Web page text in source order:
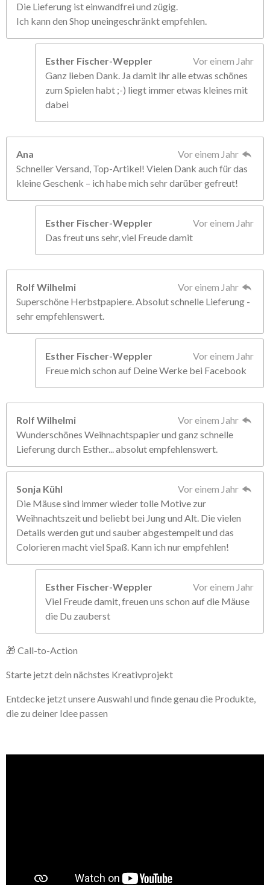
Die Lieferung ist einwandfrei und zügig.
Ich kann den Shop uneingeschränkt empfehlen.
Esther Fischer-Weppler
Vor einem Jahr
Ganz lieben Dank. Ja damit Ihr alle etwas schönes
zum Spielen habt ;-) liegt immer etwas kleines mit
dabei
Ana
Vor einem Jahr
Schneller Versand, Top-Artikel! Vielen Dank auch für das
kleine Geschenk – ich habe mich sehr darüber gefreut!
Esther Fischer-Weppler
Vor einem Jahr
Das freut uns sehr, viel Freude damit
Rolf Wilhelmi
Vor einem Jahr
Superschöne Herbstpapiere. Absolut schnelle Lieferung -
sehr empfehlenswert.
Esther Fischer-Weppler
Vor einem Jahr
Freue mich schon auf Deine Werke bei Facebook
Rolf Wilhelmi
Vor einem Jahr
Wunderschönes Weihnachtspapier und ganz schnelle
Lieferung durch Esther... absolut empfehlenswert.
Sonja Kühl
Vor einem Jahr
Die Mäuse sind immer wieder tolle Motive zur
Weihnachtszeit und beliebt bei Jung und Alt. Die vielen
Details werden gut und sauber abgestempelt und das
Colorieren macht viel Spaß. Kann ich nur empfehlen!
Esther Fischer-Weppler
Vor einem Jahr
Viel Freude damit, freuen uns schon auf die Mäuse
die Du zauberst
🎁 Call-to-Action
Starte jetzt dein nächstes Kreativprojekt
Entdecke jetzt unsere Auswahl und finde genau die Produkte,
die zu deiner Idee passen